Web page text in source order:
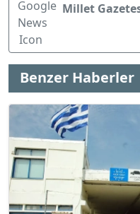
Millet
Benzer Haberler